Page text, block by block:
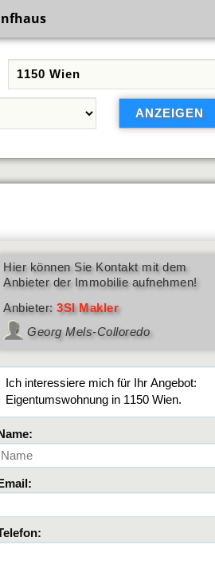
Hier können Sie Kontakt mit dem
Anbieter der Immobilie aufnehmen!
Anbieter:3SI Makler
Georg Mels-Colloredo